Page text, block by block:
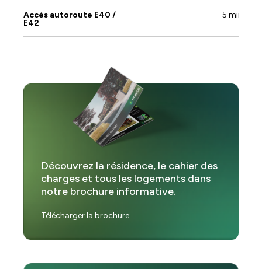
Accès autoroute E40 /
E42
5 min
Découvrez la résidence, le cahier des
charges et tous les logements dans
notre brochure informative.
Télécharger la brochure